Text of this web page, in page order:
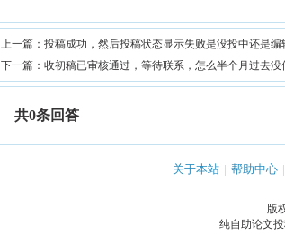
上一篇： 投稿成功，然后投稿状态显示失败是没投中还是
下一篇： 收初稿已审核通过，等待联系，怎么半个月过去没
共0条回答
关于本站 | 帮助中心 |
版
纯自助论文